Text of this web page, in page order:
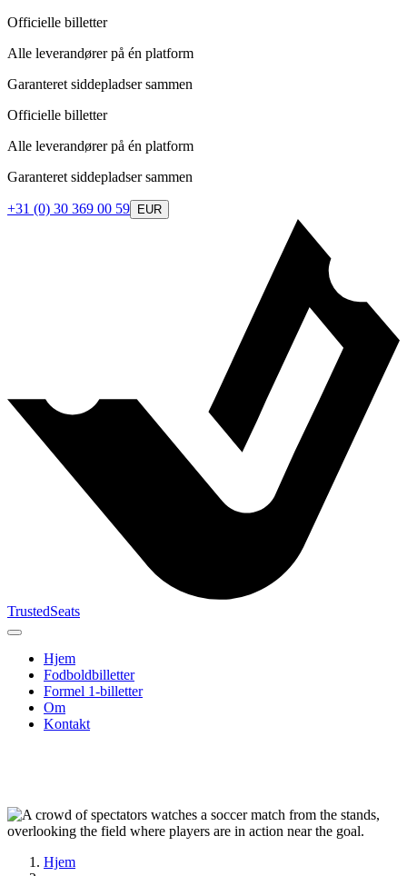
Officielle billetter
Alle leverandører på én platform
Garanteret siddepladser sammen
Officielle billetter
Alle leverandører på én platform
Garanteret siddepladser sammen
+31 (0) 30 369 00 59 EUR
TrustedSeats
Hjem
Fodboldbilletter
Formel 1-billetter
Om
Kontakt
Hjem